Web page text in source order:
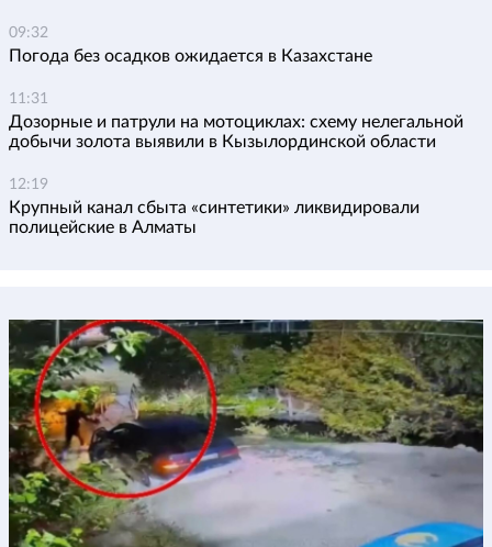
09:32
Погода без осадков ожидается в Казахстане
11:31
Дозорные и патрули на мотоциклах: схему нелегальной
добычи золота выявили в Кызылординской области
12:19
Крупный канал сбыта «синтетики» ликвидировали
полицейские в Алматы